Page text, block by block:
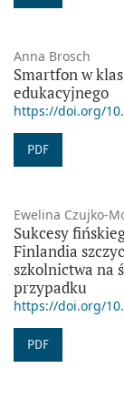
Anna Brosch
Smartfon w
edukacyjnego
https://doi.org/
PDF
Ewelina Czujko-
Sukcesy
Finlandia
szkolnictwa na
przypadku
https://doi.org/
PDF